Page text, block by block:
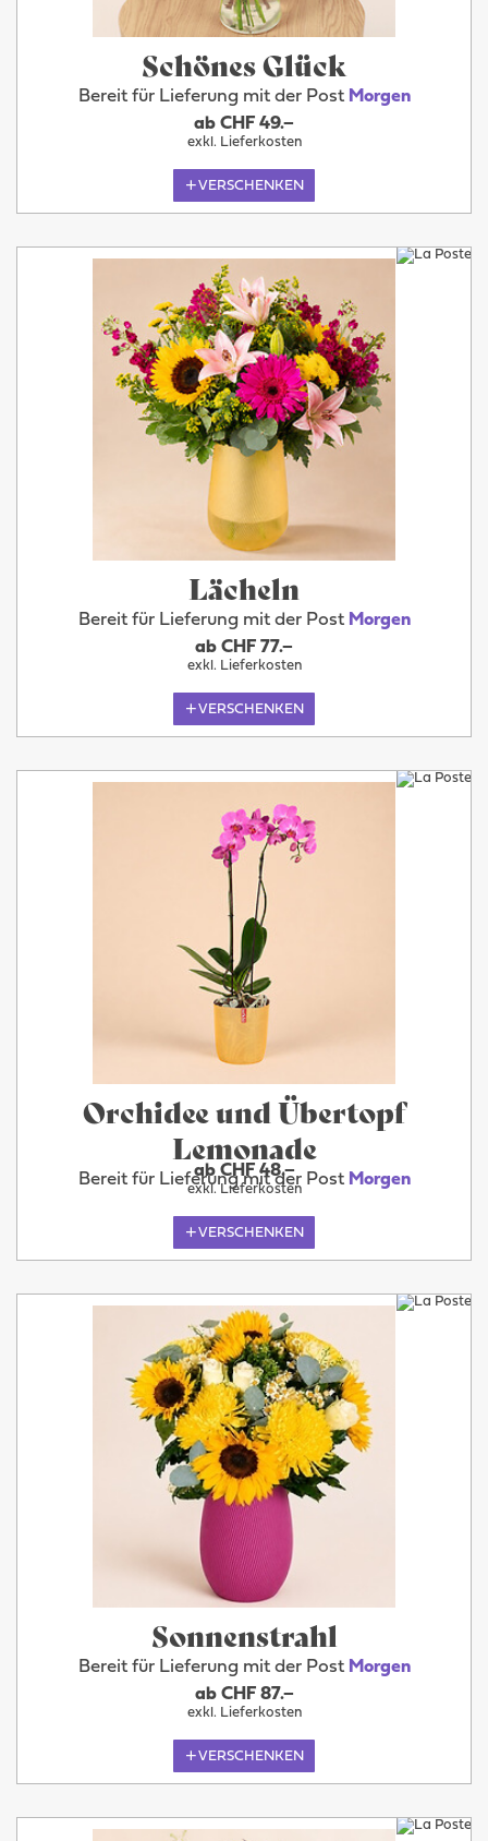
Schönes Glück
Bereit für Lieferung mit der Post Morgen
ab CHF 49.–
exkl. Lieferkosten
VERSCHENKEN
Lächeln
Bereit für Lieferung mit der Post Morgen
ab CHF 77.–
exkl. Lieferkosten
VERSCHENKEN
Orchidee und Übertopf
Lemonade
Bereit für Lieferung mit der Post Morgen
ab CHF 48.–
exkl. Lieferkosten
VERSCHENKEN
Sonnenstrahl
Bereit für Lieferung mit der Post Morgen
ab CHF 87.–
exkl. Lieferkosten
VERSCHENKEN